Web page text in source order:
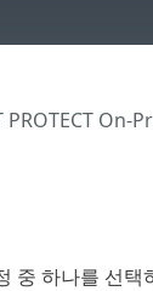
PROTECT On-
중 하나를 선